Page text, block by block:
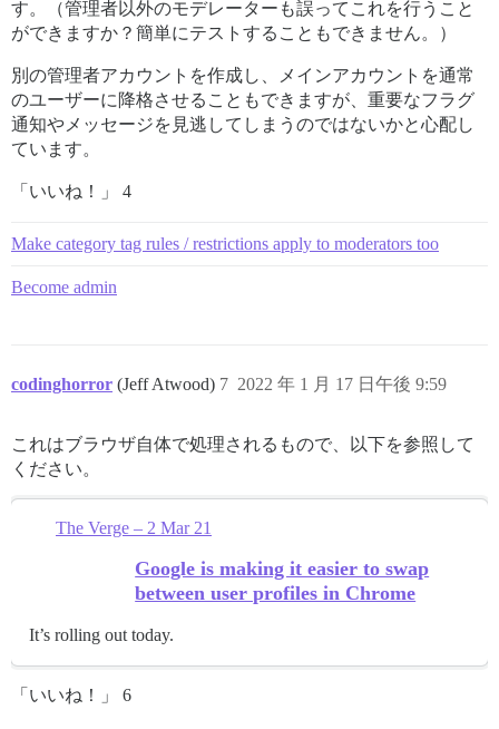
す。（管理者以外のモデレーターも誤ってこれを行うこと
ができますか？簡単にテストすることもできません。）
別の管理者アカウントを作成し、メインアカウントを通常
のユーザーに降格させることもできますが、重要なフラグ
通知やメッセージを見逃してしまうのではないかと心配し
ています。
「いいね！」 4
Make category tag rules / restrictions apply to moderators too
Become admin
codinghorror (Jeff Atwood) 2022 年 1 月 17 日午後 9:59
7
これはブラウザ自体で処理されるもので、以下を参照して
ください。
The Verge – 2 Mar 21
Google is making it easier to swap
between user profiles in Chrome
It’s rolling out today.
「いいね！」 6